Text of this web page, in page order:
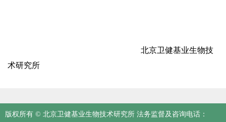
北京卫健基业生物技
术研究所
版权所有 © 北京卫健基业生物技术研究所 法务监督及咨询电话：